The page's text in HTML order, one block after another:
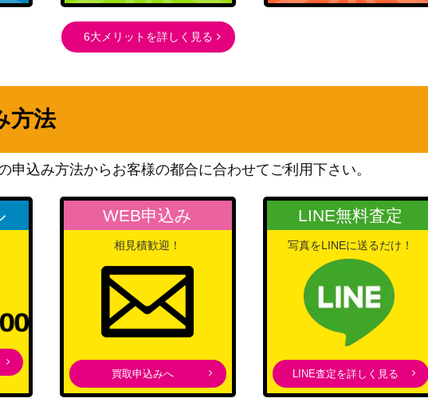
（ウマ娘）
浪漫譚－）
（東京リベンジャーズ）
5,000
S90-037SP)
ブシロード
（アサルトリリィ Vol.2）
700
074SP】
（映画クレヨンしんちゃ
3,000
ャップ（UMA/W106-086SP）
ブシロード
（ウマ娘）
ブシロード 14,000
6大メリットを詳しく見る
方法
申込み方法からお客様の都合に合わせてご利用下さい。
WEB申込み
相見積歓迎！
買取申込みへ
LINE無料査定
写真をLINEに送るだけ！
LINE査定を詳しく見る